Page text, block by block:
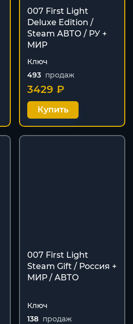
007 First Light
Deluxe Edition /
Steam АВТО / РУ +
МИР
Ключ
493 продаж
3429 ₽
Купить
007 First Light
Steam Gift / Россия +
МИР / АВТО
Ключ
138 продаж